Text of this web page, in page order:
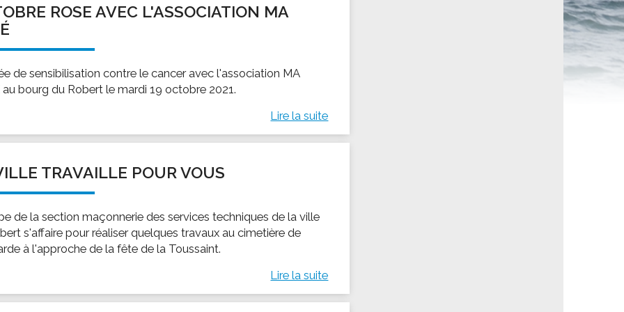
EMPLOI
Le Centre Communal d'Action Social
Antenne Municipale de Développement et de
Epicerie sociale et solidaire "Rayon de Soleil"
locale
et le lycée
de loisirs - ALSH
LE SERVICE CULTURELGuide des activités sportives
ROSE AVEC L'ASSOCIATION MA
de sensibilisation contre le cancer avec l'association MA
bourg du Robert le mardi 19 octobre 2021.
Lire la suite
TRAVAILLE POUR VOUS
de la section maçonnerie des services techniques de la ville
s'affaire pour réaliser quelques travaux au cimetière de
à l'approche de la fête de la Toussaint.
Lire la suite